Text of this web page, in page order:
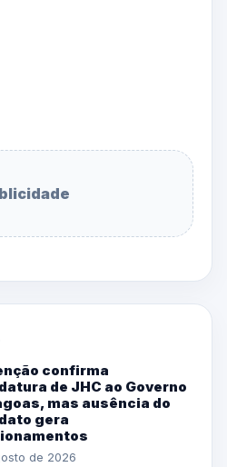
confirma
de JHC ao Governo
mas ausência do
gera
de 2026